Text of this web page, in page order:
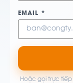
EMAIL *
Hoặc gọi trực tiếp